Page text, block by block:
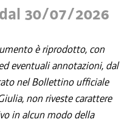
dal 30/07/2026
è riprodotto, con
eventuali annotazioni, dal
nel Bollettino ufficiale
non riveste carattere
in alcun modo della